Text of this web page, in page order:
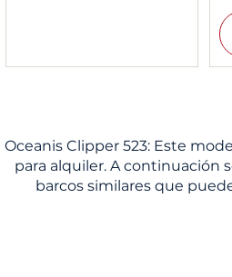
Oceanis Clipper 523: Este
para alquiler. A continuación
barcos similares que